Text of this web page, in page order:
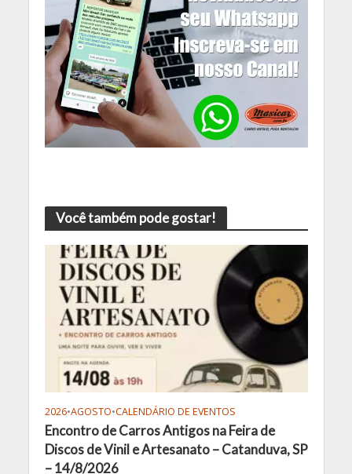
Você também pode gostar!
2026•AGOSTO•CALENDÁRIO DE EVENTOS
Encontro de Carros Antigos na Feira de
Discos de Vinil e Artesanato – Catanduva, SP
– 14/8/2026